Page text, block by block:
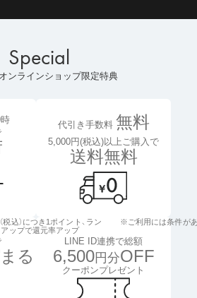
Special
ンラインショップ限定特典
代引き手数料 無料
5,000円(税込)以上ご購入で
送料無料
る
込）につき1ポイント、 ラン
アップで還元率アップ
LINE ID連携で総額
6,500円分OFF
クーポンプレゼント
※ご利用には条件が